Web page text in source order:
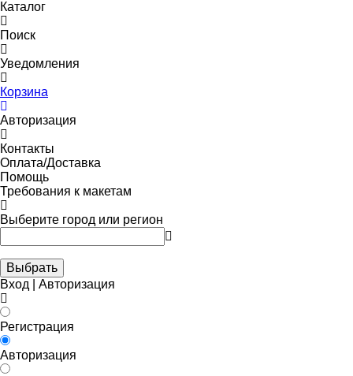
Каталог
Поиск
Уведомления
Корзина
Авторизация
Контакты
Оплата/Доставка
Помощь
Требования к макетам
Выберите город или регион
Выбрать
Вход | Авторизация
Регистрация
Авторизация